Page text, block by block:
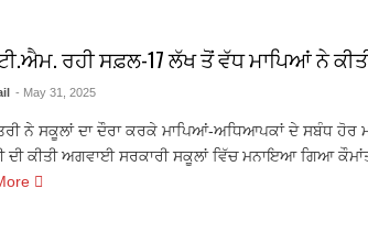
ਰਹੀ ਸਫ਼ਲ-17 ਲੱਖ ਤੋਂ ਵੱਧ ਮਾਪਿਆਂ ਨੇ
- May 31, 2025
ਨੇ ਸਕੂਲਾਂ ਦਾ ਦੌਰਾ ਕਰਕੇ ਮਾਪਿਆਂ-ਅਧਿਆਪਕਾਂ ਦੇ ਸਬੰਧ ਹੋਰ
ਦੀ ਕੀਤੀ ਅਗਵਾਈ ਸਰਕਾਰੀ ਸਕੂਲਾਂ ਵਿੱਚ ਮਨਾਇਆ ਗਿਆ